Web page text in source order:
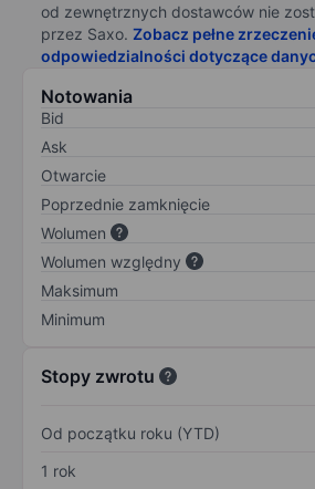
od zewnętrznych dostawców nie
przez Saxo. Zobacz pełne
odpowiedzialności dotyczące
Notowania
Bid
Ask
Otwarcie
Poprzednie zamknięcie
Wolumen
Wolumen względny
Maksimum
Minimum
Stopy zwrotu
Od początku roku (YTD)
1 rok